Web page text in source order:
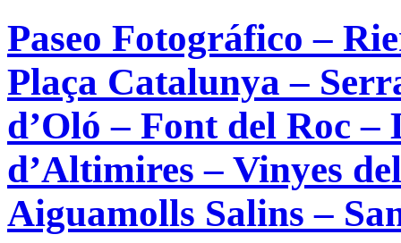
Paseo Fotográfico –
Plaça Catalunya –
d’Oló – Font del Roc
d’Altimires – Vinyes
Aiguamolls Salins –